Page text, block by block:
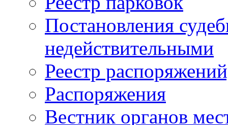
Постановления
недействительными
Реестр
Распоряжения
Вестник органов